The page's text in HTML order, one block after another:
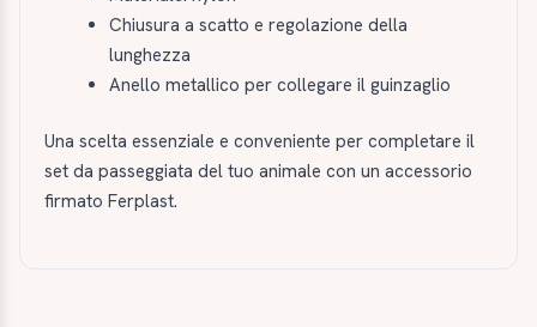
Chiusura a scatto e regolazione della
lunghezza
Anello metallico per collegare il guinzaglio
Una scelta essenziale e conveniente per completare il
set da passeggiata del tuo animale con un accessorio
firmato Ferplast.